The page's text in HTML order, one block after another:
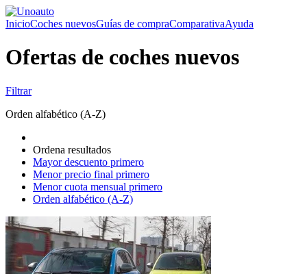
InicioCoches nuevosGuías de compraComparativaAyuda
Ofertas de coches nuevos
Filtrar
Orden alfabético (A-Z)
Ordena resultados
Mayor descuento primero
Menor precio final primero
Menor cuota mensual primero
Orden alfabético (A-Z)